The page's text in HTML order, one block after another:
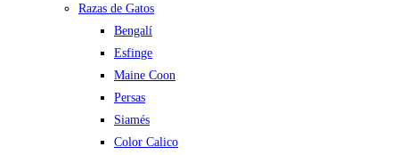
Razas de Gatos
Bengalí
Esfinge
Maine Coon
Persas
Siamés
Color Calico